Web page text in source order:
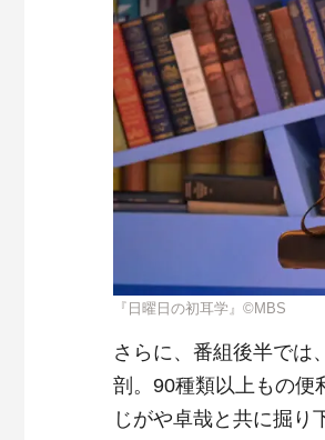
『日曜日の初耳学』©MBS
さらに、番組後半では
剖。90種類以上もの便
じがや卓哉と共に掘り